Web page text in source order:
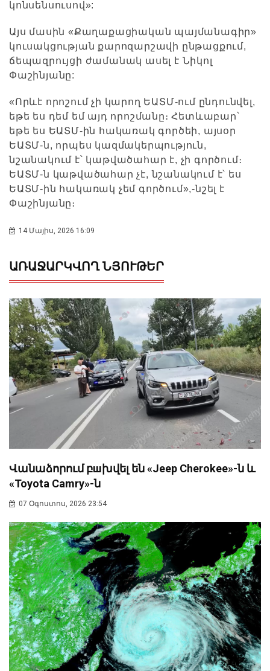
կոնսենսուսով»:
Այս մասին «Քաղաքացիական պայմանագիր»
կուսակցության քարոզարշավի ընթացքում,
ճեպազրույցի ժամանակ ասել է Նիկոլ
Փաշինյանը:
«Որևէ որոշում չի կարող ԵԱՏՄ-ում ընդունվել,
եթե ես դեմ եմ այդ որոշմանը։ Հետևաբար՝
եթե ես ԵԱՏՄ-ին հակառակ գործեի, այսօր
ԵԱՏՄ-ն, որպես կազմակերպություն,
նշանակում է՝ կաթվածահար է, չի գործում։
ԵԱՏՄ-ն կաթվածահար չէ, նշանակում է՝ ես
ԵԱՏՄ-ին հակառակ չեմ գործում»,-նշել է
Փաշինյանը։
14 Մայիս, 2026 16:09
ԱՌԱՋԱՐԿՎՈՂ ՆՅՈՒԹԵՐ
Վանաձորում բшխվել են «Jeep Cherokee»-ն և
«Toyota Camry»-ն
07 Օգոստոս, 2026 23:54